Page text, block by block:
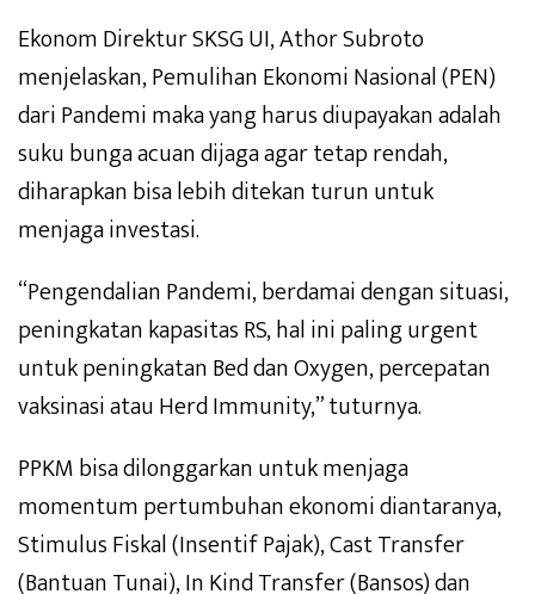
Ekonom Direktur SKSG UI, Athor Subroto
menjelaskan, Pemulihan Ekonomi Nasional (PEN)
dari Pandemi maka yang harus diupayakan adalah
suku bunga acuan dijaga agar tetap rendah,
diharapkan bisa lebih ditekan turun untuk
menjaga investasi.
“Pengendalian Pandemi, berdamai dengan situasi,
peningkatan kapasitas RS, hal ini paling urgent
untuk peningkatan Bed dan Oxygen, percepatan
vaksinasi atau Herd Immunity,” tuturnya.
PPKM bisa dilonggarkan untuk menjaga
momentum pertumbuhan ekonomi diantaranya,
Stimulus Fiskal (Insentif Pajak), Cast Transfer
(Bantuan Tunai), In Kind Transfer (Bansos) dan